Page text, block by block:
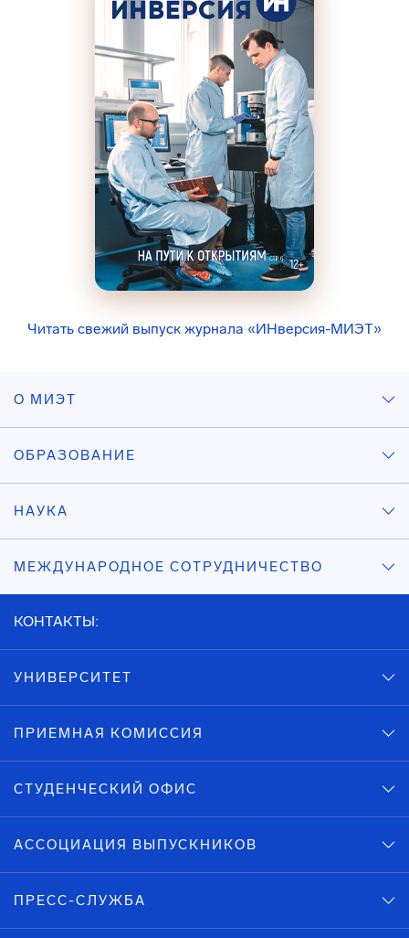
Читать свежий выпуск журнала «ИНверсия-МИЭТ»
О МИЭТ
ОБРАЗОВАНИЕ
НАУКА
МЕЖДУНАРОДНОЕ СОТРУДНИЧЕСТВО
КОНТАКТЫ:
УНИВЕРСИТЕТ
ПРИЕМНАЯ КОМИССИЯ
СТУДЕНЧЕСКИЙ ОФИС
АССОЦИАЦИЯ ВЫПУСКНИКОВ
ПРЕСС-СЛУЖБА